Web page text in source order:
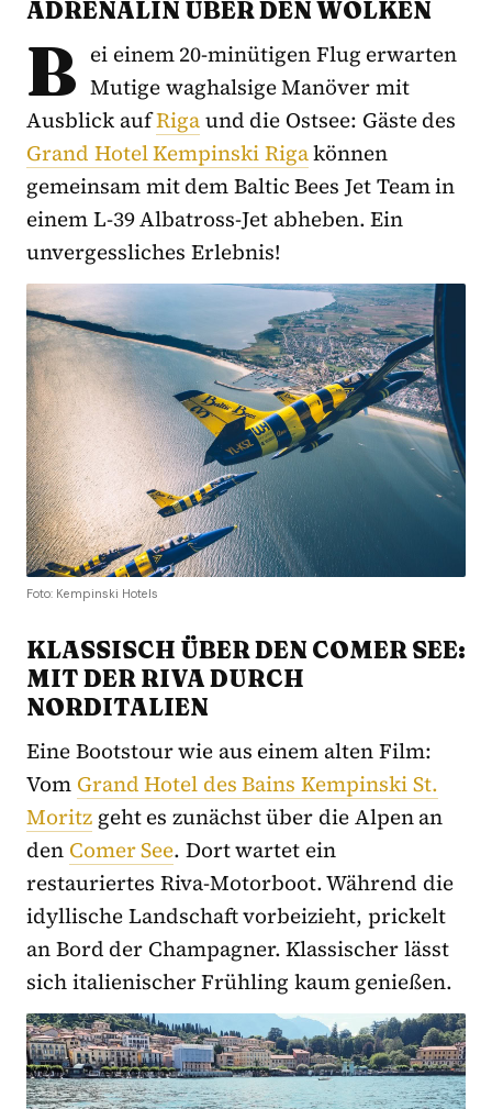
ADRENALIN ÜBER DEN WOLKEN
B ei einem 20-minütigen Flug erwarten
Mutige waghalsige Manöver mit
Ausblick aufRigaund die Ostsee: Gäste des
Grand Hotel Kempinski Rigakönnen
gemeinsam mit dem Baltic Bees Jet Team in
einem L-39 Albatross-Jet abheben. Ein
unvergessliches Erlebnis!
Foto: Kempinski Hotels
KLASSISCH ÜBER DEN COMER SEE:
MIT DER RIVA DURCH
NORDITALIEN
Eine Bootstour wie aus einem alten Film:
Vom Grand Hotel des Bains Kempinski St.
Moritz geht es zunächst über die Alpen an
den Comer See. Dort wartet ein
restauriertes Riva-Motorboot. Während die
idyllische Landschaft vorbeizieht, prickelt
an Bord der Champagner. Klassischer lässt
sich italienischer Frühling kaum genießen.